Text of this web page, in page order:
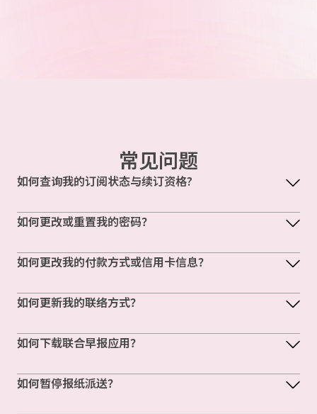
常见问题
如何查询我的订阅状态与续订资格?
如何更改或重置我的密码？
如何更改我的付款方式或信用卡信息？
如何更新我的联络方式？
如何下载联合早报应用？
如何暂停报纸派送？